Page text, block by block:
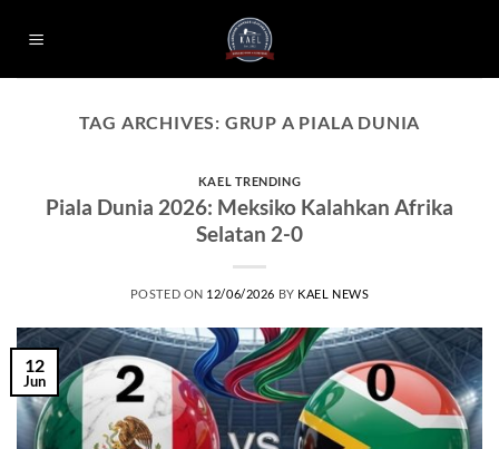
TAG ARCHIVES: GRUP A PIALA DUNIA
KAEL TRENDING
Piala Dunia 2026: Meksiko Kalahkan Afrika
Selatan 2-0
POSTED ON 12/06/2026 BY KAEL NEWS
12
Jun